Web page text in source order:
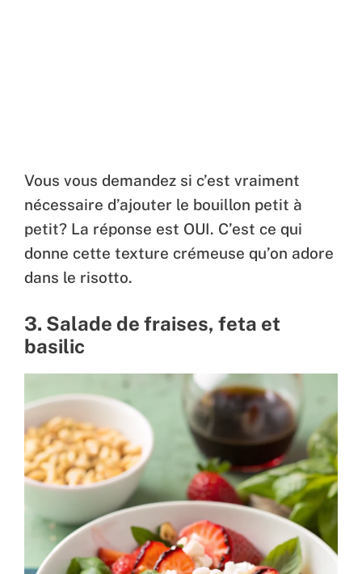
Vous vous demandez si c’est vraiment
nécessaire d’ajouter le bouillon petit à
petit? La réponse est OUI. C’est ce qui
donne cette texture crémeuse qu’on adore
dans le risotto.
3. Salade de fraises, feta et
basilic